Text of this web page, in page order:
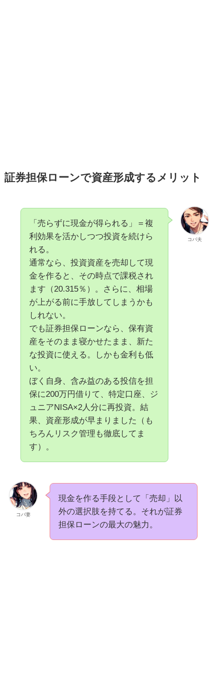
証券担保ローンで資産形成するメリット
コバ夫
「売らずに現金が得られる」＝複
利効果を活かしつつ投資を続けら
れる。
通常なら、投資資産を売却して現
金を作ると、その時点で課税され
ます（20.315％）。さらに、相場
が上がる前に手放してしまうかも
しれない。
でも証券担保ローンなら、保有資
産をそのまま寝かせたまま、新た
な投資に使える。しかも金利も低
い。
ぼく自身、含み益のある投信を担
保に200万円借りて、特定口座、ジ
ュニアNISA×2人分に再投資。結
果、資産形成が早まりました（も
ちろんリスク管理も徹底してま
す）。
コバ妻
現金を作る手段として「売却」以
外の選択肢を持てる。それが証券
担保ローンの最大の魅力。